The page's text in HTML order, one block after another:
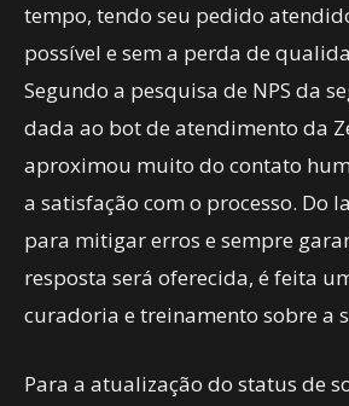
tempo, tendo seu pedido
possível e sem a perda de
Segundo a pesquisa de NPS da
dada ao bot de atendimento da
aproximou muito do contato
a satisfação com o processo. Do
para mitigar erros e sempre
resposta será oferecida, é feita
curadoria e treinamento sobre a
Para a atualização do status de